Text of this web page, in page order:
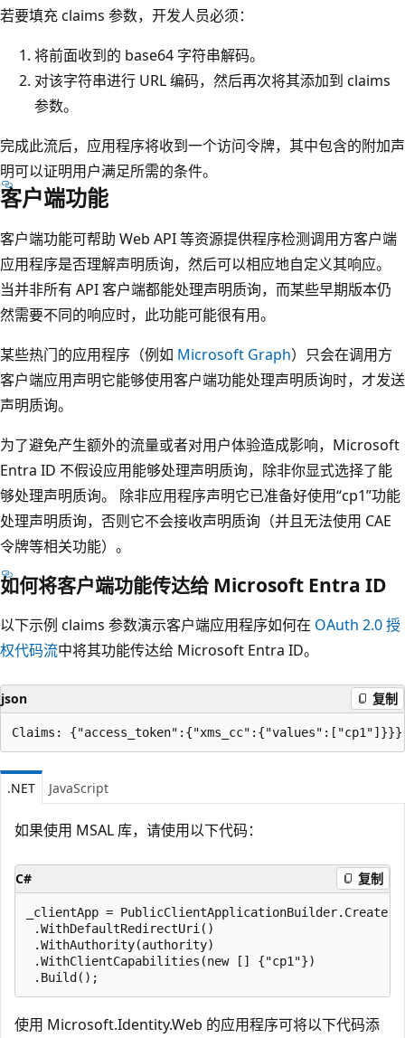
若要填充 claims 参数，开发人员必须：
将前面收到的 base64 字符串解码。
对该字符串进行 URL 编码，然后再次将其添加到 claims
参数。
完成此流后，应用程序将收到一个访问令牌，其中包含的附加声
明可以证明用户满足所需的条件。
客户端功能
客户端功能可帮助 Web API 等资源提供程序检测调用方客户端
应用程序是否理解声明质询，然后可以相应地自定义其响应。
当并非所有 API 客户端都能处理声明质询，而某些早期版本仍
然需要不同的响应时，此功能可能很有用。
某些热门的应用程序（例如 Microsoft Graph）只会在调用方
客户端应用声明它能够使用客户端功能处理声明质询时，才发送
声明质询。
为了避免产生额外的流量或者对用户体验造成影响，Microsoft
Entra ID 不假设应用能够处理声明质询，除非你显式选择了能
够处理声明质询。 除非应用程序声明它已准备好使用“cp1”功能
处理声明质询，否则它不会接收声明质询（并且无法使用 CAE
令牌等相关功能）。
如何将客户端功能传达给 Microsoft Entra ID
以下示例 claims 参数演示客户端应用程序如何在 OAuth 2.0 授
权代码流中将其功能传达给 Microsoft Entra ID。
json 复制
.NET JavaScript
如果使用 MSAL 库，请使用以下代码：
C# 复制
_clientApp =
.WithDefaultRedirectUri()
.WithAuthority(authority)
.WithClientCapabilities(new [] {"cp1"})
使用 Microsoft.Identity.Web 的应用程序可将以下代码添